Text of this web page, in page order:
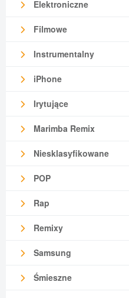
Elektroniczne
Filmowe
Instrumentalny
iPhone
Irytujące
Marimba Remix
Niesklasyfikowane
POP
Rap
Remixy
Samsung
Śmieszne